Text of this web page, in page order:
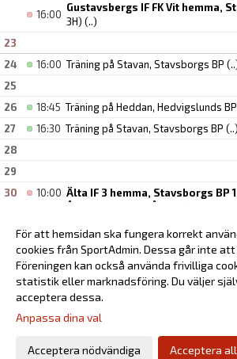
16:00
Gustavsbergs IF FK Vit hemma,
3H) (..)
23
24 16:00 Träning på Stavan, Stavsborgs BP
25
26
18:45 Träning på Heddan, Hedvigslunds BP
27
16:30 Träning på Stavan, Stavsborgs BP (..)
28
29
30
10:00 Älta IF 3 hemma, Stavsborgs BP 1
16:00
(P2013- 3G) (..)
16:00Träning på Stavan, Stavsborgs BP(..)
Gå till Webbversion
För att hemsidan ska fungera korrekt
cookies från SportAdmin. Dessa går inte
Föreningen kan också använda frivilliga
statistik eller marknadsföring. Du väljer
acceptera dessa.
Anpassa dina val
Acceptera nödvändiga Acceptera